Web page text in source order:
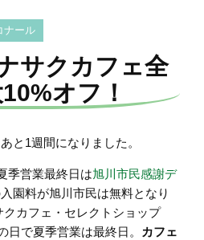
ナール
サクカフェ全
オフ！
と1週間になりました。
季営業最終日は旭川市民感謝デ
園料が旭川市民は無料となり
カフェ・セレクトショップ
日で夏季営業は最終日。
カフェ